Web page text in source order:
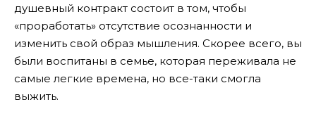
душевный контракт состоит в том, чтобы
«проработать» отсутствие осознанности и
изменить свой образ мышления. Скорее всего, вы
были воспитаны в семье, которая переживала не
самые легкие времена, но все-таки смогла
выжить.